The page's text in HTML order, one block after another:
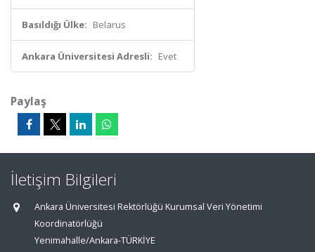
Basıldığı Ülke: Belarus
Ankara Üniversitesi Adresli: Evet
Paylaş
İletişim Bilgileri
Ankara Üniversitesi Rektörlüğü Kurumsal Veri Yönetimi
Koordinatörlüğü
Yenimahalle/Ankara-TÜRKİYE